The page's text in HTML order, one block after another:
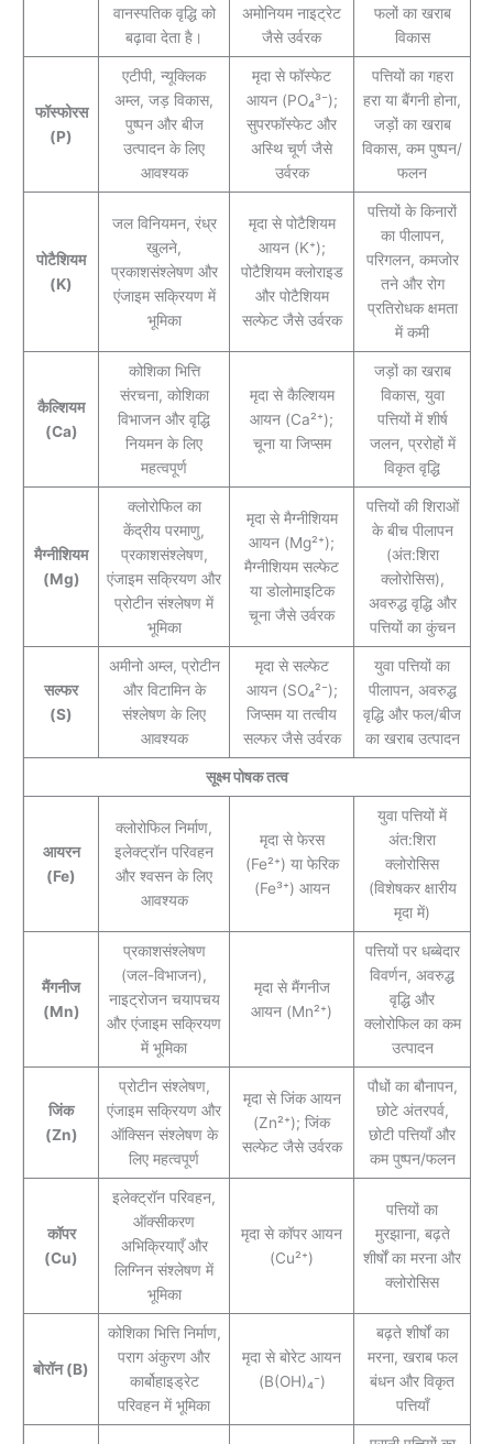
वानस्पतिक वृद्धि को
बढ़ावा देता है।
अमोनियम नाइट्रेट
जैसे उर्वरक
फलों का खराब
विकास
फॉस्फोरस
(P)
एटीपी, न्यूक्लिक
अम्ल, जड़ विकास,
पुष्पन और बीज
उत्पादन के लिए
आवश्यक
मृदा से फॉस्फेट
आयन (PO₄³⁻);
सुपरफॉस्फेट और
अस्थि चूर्ण जैसे
उर्वरक
पत्तियों का गहरा
हरा या बैंगनी होना,
जड़ों का खराब
विकास, कम पुष्पन/
फलन
पोटैशियम
(K)
जल विनियमन, रंध्र
खुलने,
प्रकाशसंश्लेषण और
एंजाइम सक्रियण में
भूमिका
मृदा से पोटैशियम
आयन (K⁺);
पोटैशियम क्लोराइड
और पोटैशियम
सल्फेट जैसे उर्वरक
पत्तियों के किनारों
का पीलापन,
परिगलन, कमजोर
तने और रोग
प्रतिरोधक क्षमता
में कमी
कैल्शियम
(Ca)
कोशिका भित्ति
संरचना, कोशिका
विभाजन और वृद्धि
नियमन के लिए
महत्वपूर्ण
मृदा से कैल्शियम
आयन (Ca²⁺);
चूना या जिप्सम
जड़ों का खराब
विकास, युवा
पत्तियों में शीर्ष
जलन, प्ररोहों में
विकृत वृद्धि
मैग्नीशियम
(Mg)
क्लोरोफिल का
केंद्रीय परमाणु,
प्रकाशसंश्लेषण,
एंजाइम सक्रियण और
प्रोटीन संश्लेषण में
भूमिका
मृदा से मैग्नीशियम
आयन (Mg²⁺);
मैग्नीशियम सल्फेट
या डोलोमाइटिक
चूना जैसे उर्वरक
पत्तियों की शिराओं
के बीच पीलापन
(अंत:शिरा
क्लोरोसिस),
अवरुद्ध वृद्धि और
पत्तियों का कुंचन
सल्फर
(S)
अमीनो अम्ल, प्रोटीन
और विटामिन के
संश्लेषण के लिए
आवश्यक
मृदा से सल्फेट
आयन (SO₄²⁻);
जिप्सम या तत्वीय
सल्फर जैसे उर्वरक
युवा पत्तियों का
पीलापन, अवरुद्ध
वृद्धि और फल/बीज
का खराब उत्पादन
सूक्ष्म पोषक तत्व
आयरन
(Fe)
क्लोरोफिल निर्माण,
इलेक्ट्रॉन परिवहन
और श्वसन के लिए
आवश्यक
मृदा से फेरस
(Fe²⁺) या फेरिक
(Fe³⁺) आयन
युवा पत्तियों में
अंत:शिरा
क्लोरोसिस
(विशेषकर क्षारीय
मृदा में)
मैंगनीज
(Mn)
प्रकाशसंश्लेषण
(जल-विभाजन),
नाइट्रोजन चयापचय
और एंजाइम सक्रियण
में भूमिका
मृदा से मैंगनीज
आयन (Mn²⁺)
पत्तियों पर धब्बेदार
विवर्णन, अवरुद्ध
वृद्धि और
क्लोरोफिल का कम
उत्पादन
जिंक
(Zn)
प्रोटीन संश्लेषण,
एंजाइम सक्रियण और
ऑक्सिन संश्लेषण के
लिए महत्वपूर्ण
मृदा से जिंक आयन
(Zn²⁺); जिंक
सल्फेट जैसे उर्वरक
पौधों का बौनापन,
छोटे अंतरपर्व,
छोटी पत्तियाँ और
कम पुष्पन/फलन
कॉपर
(Cu)
इलेक्ट्रॉन परिवहन,
ऑक्सीकरण
अभिक्रियाएँ और
लिग्निन संश्लेषण में
भूमिका
मृदा से कॉपर आयन
(Cu²⁺)
पत्तियों का
मुरझाना, बढ़ते
शीर्षों का मरना और
क्लोरोसिस
बोरॉन (B)
कोशिका भित्ति निर्माण,
पराग अंकुरण और
कार्बोहाइड्रेट
परिवहन में भूमिका
मृदा से बोरेट आयन
(B(OH)₄⁻)
बढ़ते शीर्षों का
मरना, खराब फल
बंधन और विकृत
पत्तियाँ